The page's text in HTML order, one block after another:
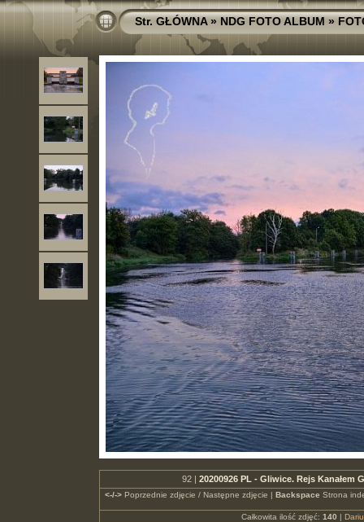
Str. GŁÓWNA»NDG FOTO ALBUM»
92 | 20200926 PL - Gliwice. Rejs
<-/->Poprzednie zdjęcie / Następne zdjęcie | Backspace Strona
Całkowita ilość zdjęć: 140 |